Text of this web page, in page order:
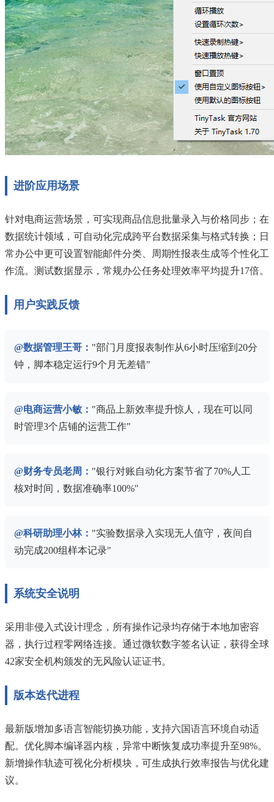
进阶应用场景
针对电商运营场景，可实现商品信息批量录入与价格同步；在
数据统计领域，可自动化完成跨平台数据采集与格式转换；日
常办公中更可设置智能邮件分类、周期性报表生成等个性化工
作流。测试数据显示，常规办公任务处理效率平均提升17倍。
用户实践反馈
@数据管理王哥： "部门月度报表制作从6小时压缩到20分
钟，脚本稳定运行9个月无差错"
@电商运营小敏： "商品上新效率提升惊人，现在可以同
时管理3个店铺的运营工作"
@财务专员老周： "银行对账自动化方案节省了70%人工
核对时间，数据准确率100%"
@科研助理小林： "实验数据录入实现无人值守，夜间自
动完成200组样本记录"
系统安全说明
采用非侵入式设计理念，所有操作记录均存储于本地加密容
器，执行过程零网络连接。通过微软数字签名认证，获得全球
42家安全机构颁发的无风险认证证书。
版本迭代进程
最新版增加多语言智能切换功能，支持六国语言环境自动适
配。优化脚本编译器内核，异常中断恢复成功率提升至98%。
新增操作轨迹可视化分析模块，可生成执行效率报告与优化建
议。